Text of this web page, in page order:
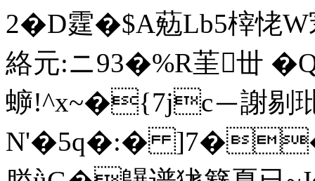
2�D霆�$A葂Lb5榟恅
絡元:ニ93�%R茥丗
蝷!^x~�{7jc－謝剔玭
N'�5q�:� ]7��.y